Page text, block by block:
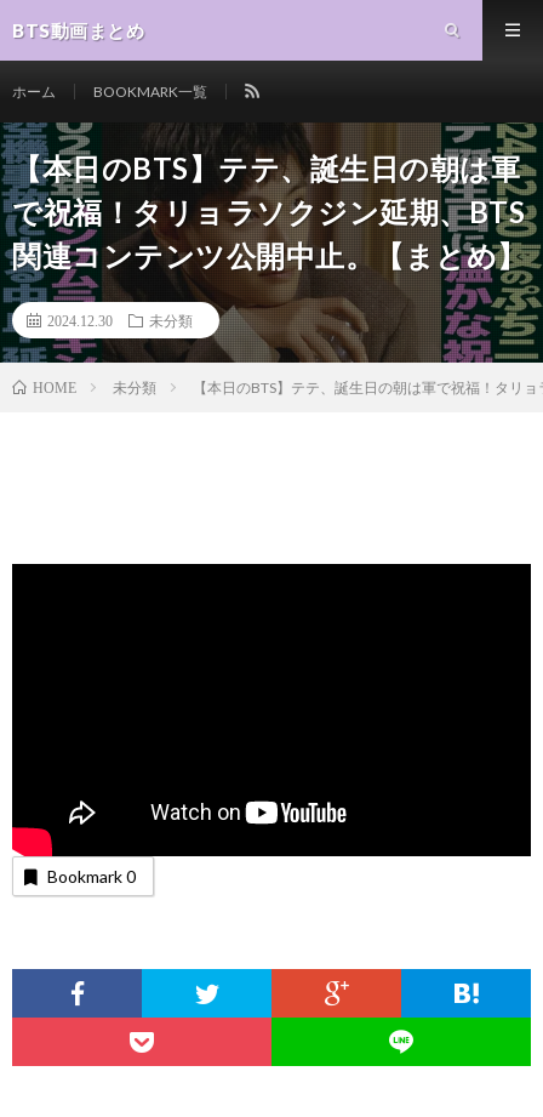
BTS動画まとめ
ホーム BOOKMARK一覧
【本日のBTS】テテ、誕生日の朝は軍
で祝福！タリョラソクジン延期、BTS
関連コンテンツ公開中止。【まとめ】
2024.12.30 未分類
HOME 未分類 【本日のBTS】テテ、誕生日の朝は軍で祝福！タリ
Bookmark0